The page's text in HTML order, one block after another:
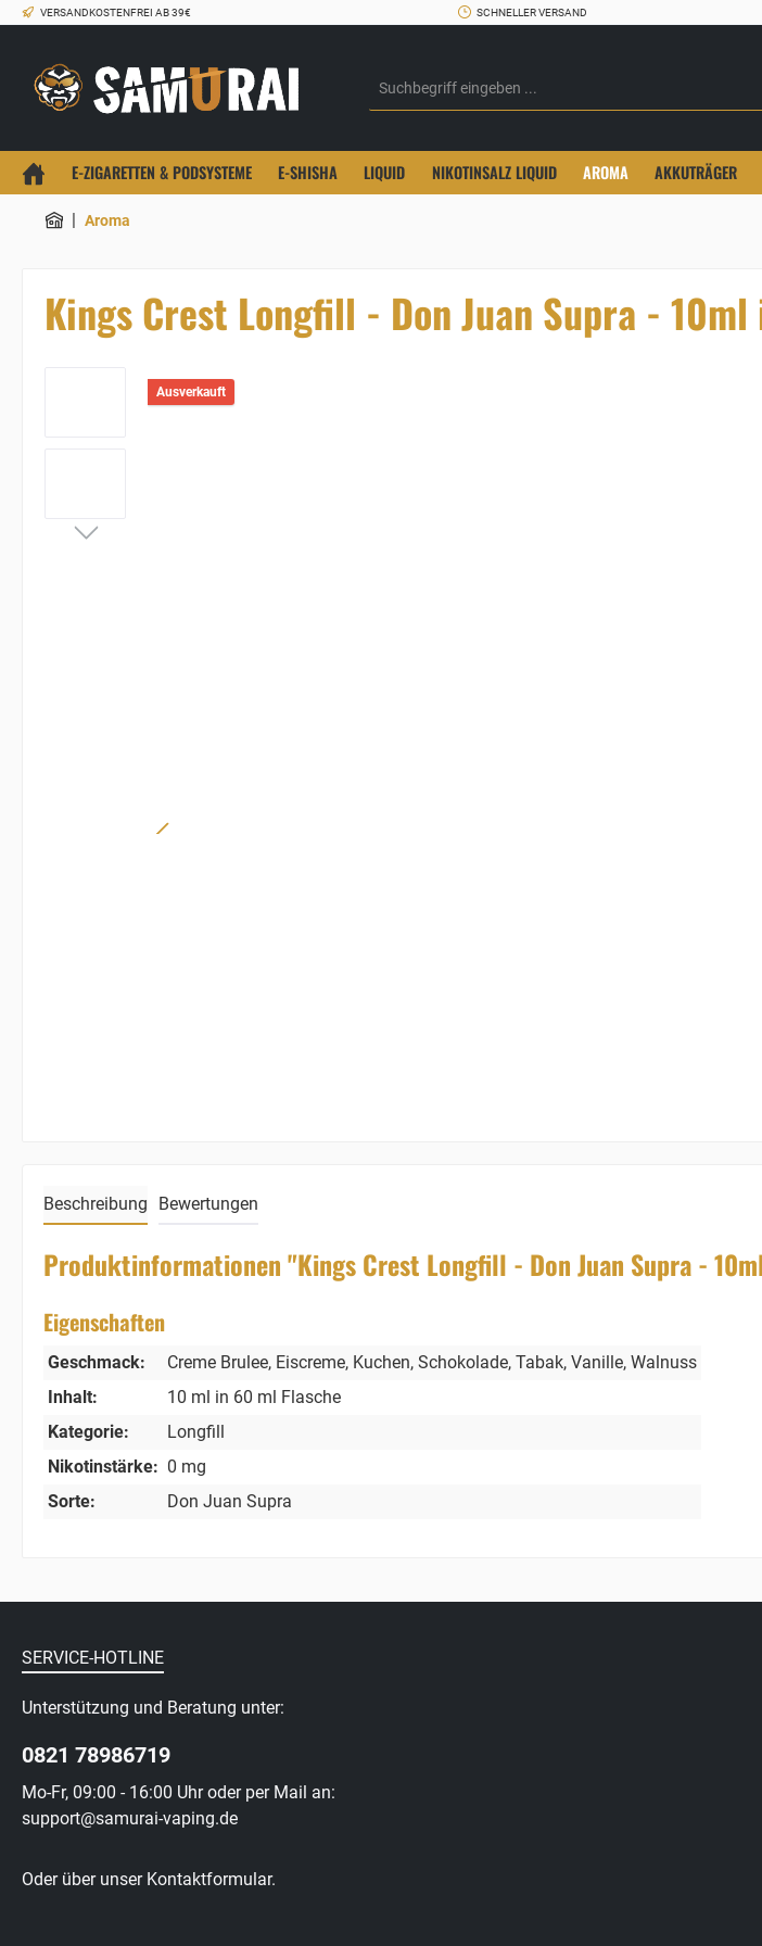
VERSANDKOSTENFREI AB 39€ SCHNELLER VERSAND
E-ZIGARETTEN & PODSYSTEME E-SHISHA LIQUID NIKOTINSALZ LIQUID AROMA AKKUTRÄGER
| Aroma
Kings Crest Longfill - Don Juan Supra -
Ausverkauft
Beschreibung Bewertungen
Produktinformationen "Kings Crest Longfill - Don Juan Supra -
Eigenschaften
Geschmack: Creme Brulee, Eiscreme, Kuchen, Schokolade, Tabak, Vanille, Walnuss
Inhalt:
10 ml in 60 ml Flasche
Kategorie:
Longfill
Nikotinstärke: 0 mg
Sorte:
Don Juan Supra
SERVICE-HOTLINE
Unterstützung und Beratung unter:
0821 78986719
Mo-Fr, 09:00 - 16:00 Uhr oder per Mail an:
support@samurai-vaping.de
Oder über unser Kontaktformular.